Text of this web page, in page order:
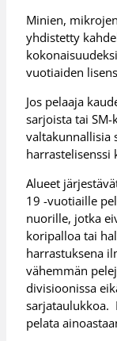
Minien,
yhdistetty
vuotiaiden
Jos pelaaja
sarjoista tai
valtakunnallisia
harrastelisenssi
Alueet
19 -vuotiaille
nuorille, jotka
koripalloa tai
harrastuksena
vähemmän
divisioonissa
sarjataulukkoa.
pelata